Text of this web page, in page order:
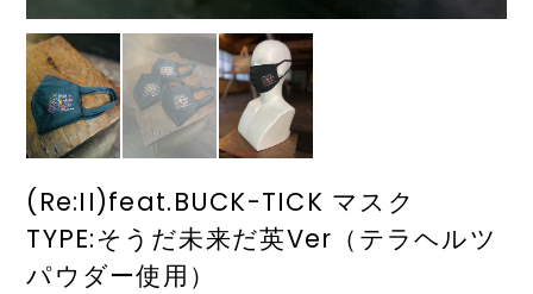
(Re:II)feat.BUCK-TICK マスク
TYPE:そうだ未来だ英Ver（テラヘルツ
パウダー使用）